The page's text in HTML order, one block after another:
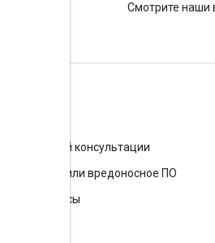
Смотрите наши
консультации
фишинг или вредоносное ПО
ресурсы